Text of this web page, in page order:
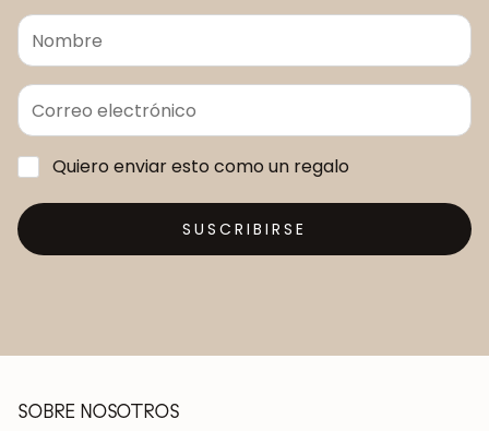
Quiero enviar esto como un regalo
SUSCRIBIRSE
SOBRE NOSOTROS